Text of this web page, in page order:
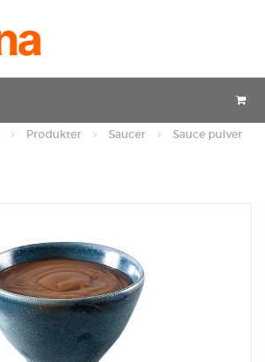
Produkter Saucer Sauce pulver